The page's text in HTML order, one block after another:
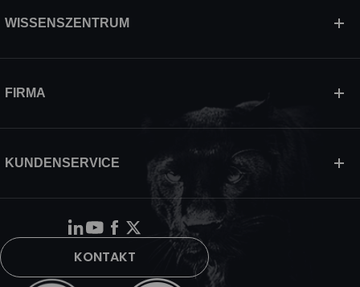
WISSENSZENTRUM
FIRMA
KUNDENSERVICE
KONTAKT